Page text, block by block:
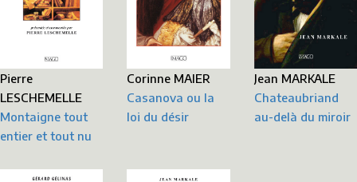
Pierre
LESCHEMELLE
Montaigne tout
entier et tout nu
Corinne MAIER
Casanova ou la
loi du désir
Jean MARKALE
Chateaubriand
au-delà du miroir